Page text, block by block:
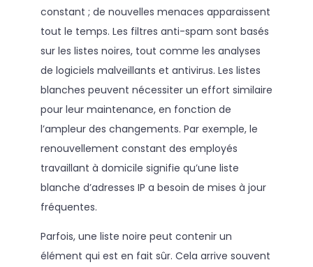
constant ; de nouvelles menaces apparaissent
tout le temps. Les filtres anti-spam sont basés
sur les listes noires, tout comme les analyses
de logiciels malveillants et antivirus. Les listes
blanches peuvent nécessiter un effort similaire
pour leur maintenance, en fonction de
l’ampleur des changements. Par exemple, le
renouvellement constant des employés
travaillant à domicile signifie qu’une liste
blanche d’adresses IP a besoin de mises à jour
fréquentes.
Parfois, une liste noire peut contenir un
élément qui est en fait sûr. Cela arrive souvent